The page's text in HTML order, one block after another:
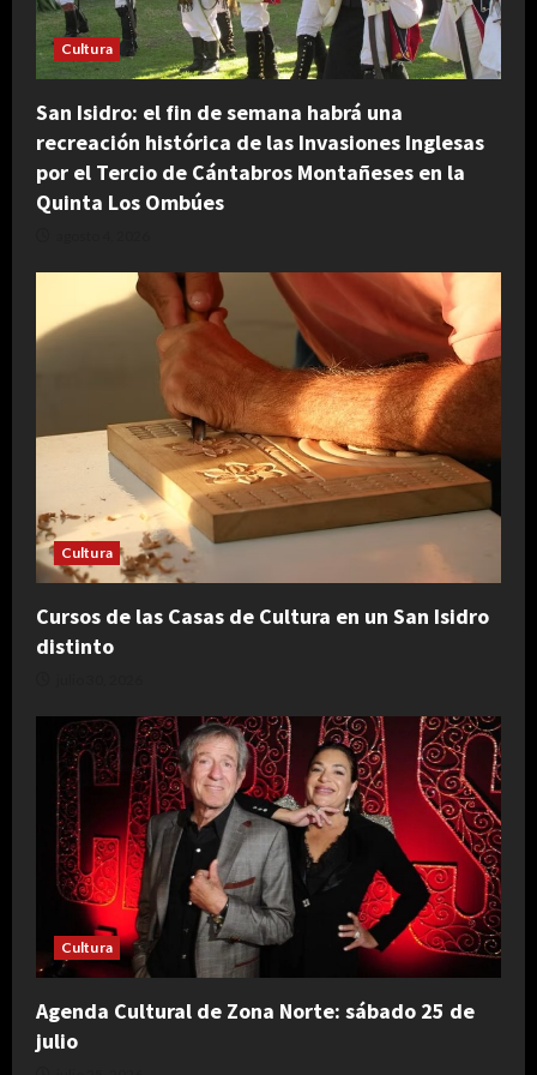
Cultura
San Isidro: el fin de semana habrá una
recreación histórica de las Invasiones Inglesas
por el Tercio de Cántabros Montañeses en la
Quinta Los Ombúes
Cultura
Cursos de las Casas de Cultura en un San Isidro
distinto
Cultura
Agenda Cultural de Zona Norte: sábado 25 de
julio